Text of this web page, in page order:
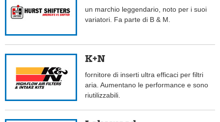
un marchio leggendario, noto per i suoi
variatori. Fa parte di B & M.
K+N
fornitore di inserti ultra efficaci per filtri
aria. Aumentano le performance e sono
riutilizzabili.